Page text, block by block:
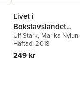
Livet i
Bokstavslandet
Arbetsbok
Förskoleklass
Ulf Stark, Marika
Ek,Marie Trapp
Palovaara
Claes Nero
Häftad, 2018
249 kr